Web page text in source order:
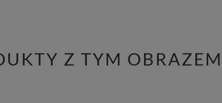
Z TYM OBRAZEM